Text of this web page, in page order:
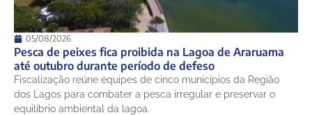
05/08/2026
Pesca de peixes fica proibida na Lagoa de Araruama
até outubro durante período de defeso
Fiscalização reúne equipes de cinco municípios da Região
dos Lagos para combater a pesca irregular e preservar o
equilíbrio ambiental da lagoa.